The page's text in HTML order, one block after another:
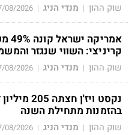
שוק ההון | מנדי הניג |
08/2026
קריניצי: השווי שנגזר
שוק ההון | מנדי הניג |
08/2026
נקסט ויז'ן חצתה
בהזמנות מתחילת השנה
שוק ההון | מנדי הניג |
08/2026